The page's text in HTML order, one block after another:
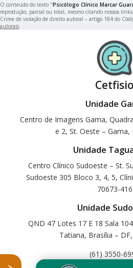
O conteúdo do texto "Psicólogo Clínico Marcar
reprodução, parcial ou total, mesmo citando nossos
Crime de violação de direito autoral – artigo 184 do
autorais.
Cetfisio
Unidade
Centro de Imagens Gama,
e 2, St. Oeste – Gama,
Unidade
Centro Clínico Sudoeste – St.
Sudoeste 305 Bloco 3, 4, 5,
70673-416
Unidade
QND 47 Lotes 17 E 18 Sala
Tatiana, Brasília –
(61) 3550-